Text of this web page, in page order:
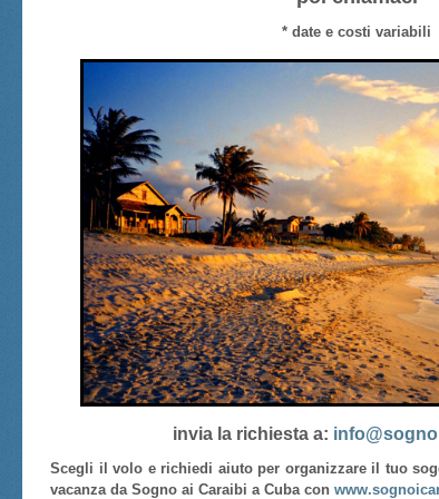
* date e costi variabili
invia la richiesta a:
Scegli il volo e richiedi aiuto per organizzare il tuo
vacanza da Sogno ai Caraibi a Cuba con